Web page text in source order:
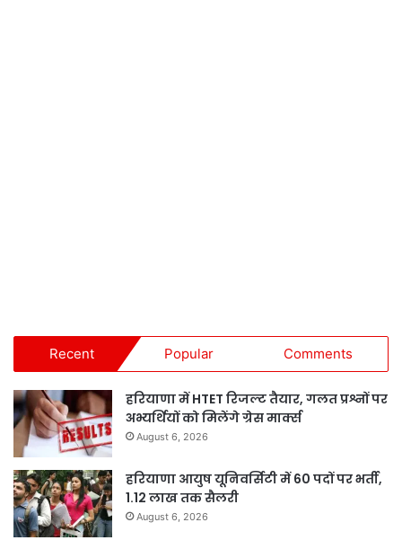
Recent Popular Comments
हरियाणा में HTET रिजल्ट तैयार, गलत प्रश्नों पर
अभ्यर्थियों को मिलेंगे ग्रेस मार्क्स
August 6, 2026
हरियाणा आयुष यूनिवर्सिटी में 60 पदों पर भर्ती,
1.12 लाख तक सैलरी
August 6, 2026